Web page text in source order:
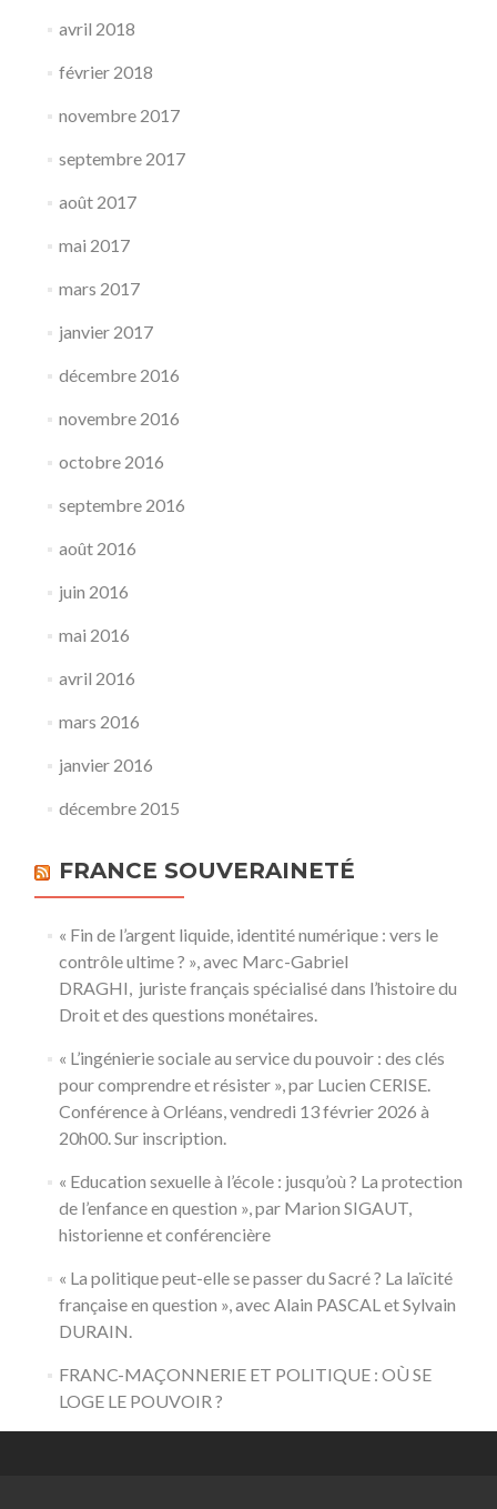
avril 2018
février 2018
novembre 2017
septembre 2017
août 2017
mai 2017
mars 2017
janvier 2017
décembre 2016
novembre 2016
octobre 2016
septembre 2016
août 2016
juin 2016
mai 2016
avril 2016
mars 2016
janvier 2016
décembre 2015
FRANCE SOUVERAINETÉ
« Fin de l’argent liquide, identité numérique : vers le
contrôle ultime ? », avec Marc-Gabriel
DRAGHI, juriste français spécialisé dans l’histoire du
Droit et des questions monétaires.
« L’ingénierie sociale au service du pouvoir : des clés
pour comprendre et résister », par Lucien CERISE.
Conférence à Orléans, vendredi 13 février 2026 à
20h00. Sur inscription.
« Education sexuelle à l’école : jusqu’où ? La protection
de l’enfance en question », par Marion SIGAUT,
historienne et conférencière
« La politique peut-elle se passer du Sacré ? La laïcité
française en question », avec Alain PASCAL et Sylvain
DURAIN.
FRANC-MAÇONNERIE ET POLITIQUE : OÙ SE
LOGE LE POUVOIR ?